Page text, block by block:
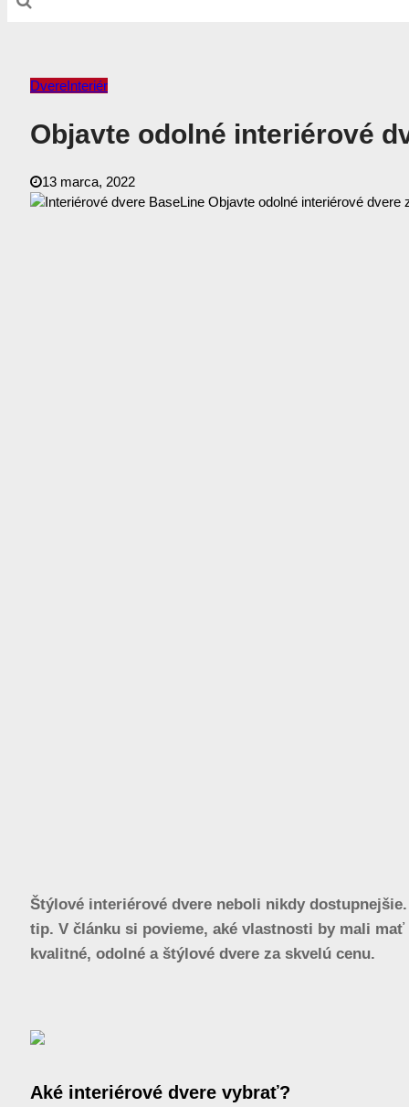
DvereInteriér
Objavte odolné interiérové
13 marca, 2022
Štýlové interiérové dvere neboli nikdy
tip. V článku si povieme, aké vlastnosti by mali
kvalitné, odolné a štýlové dvere za skvelú cenu.
Aké interiérové dvere vybrať?